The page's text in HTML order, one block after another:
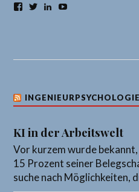
Facebook
TwitterLinkedIn
YouTube
KI in der Arbeitswelt
Vor kurzem wurde
15 Prozent seiner
suche nach Möglichkeiten,